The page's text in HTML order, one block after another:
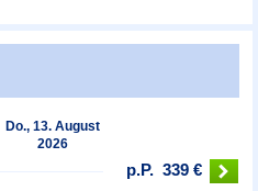
Do., 13. August
2026
p.P. 339 €